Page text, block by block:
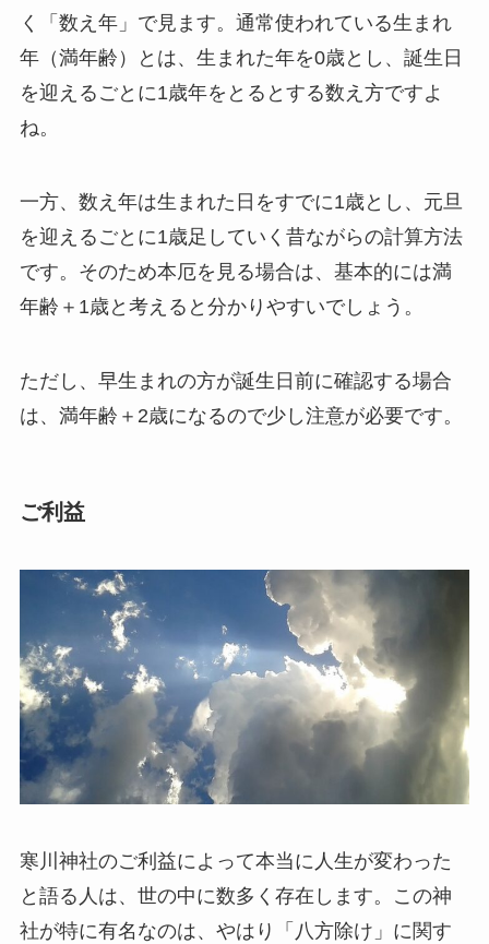
く「数え年」で見ます。通常使われている生まれ
年（満年齢）とは、生まれた年を0歳とし、誕生日
を迎えるごとに1歳年をとるとする数え方ですよ
ね。
一方、数え年は生まれた日をすでに1歳とし、元旦
を迎えるごとに1歳足していく昔ながらの計算方法
です。そのため本厄を見る場合は、基本的には満
年齢＋1歳と考えると分かりやすいでしょう。
ただし、早生まれの方が誕生日前に確認する場合
は、満年齢＋2歳になるので少し注意が必要です。
ご利益
寒川神社のご利益によって本当に人生が変わった
と語る人は、世の中に数多く存在します。この神
社が特に有名なのは、やはり「八方除け」に関す